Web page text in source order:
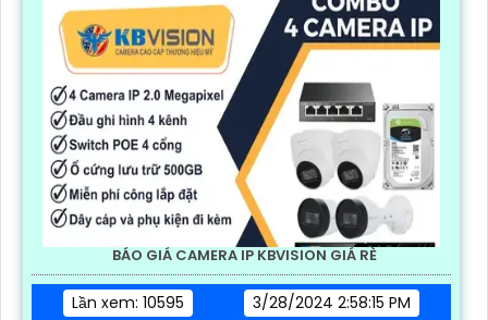
BÁO GIÁ CAMERA IP KBVISION GIÁ RÈ
Lần xem: 10595
3/28/2024 2:58:15 PM